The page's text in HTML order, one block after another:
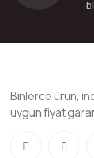
Binlerce ürün,
uygun fiyat